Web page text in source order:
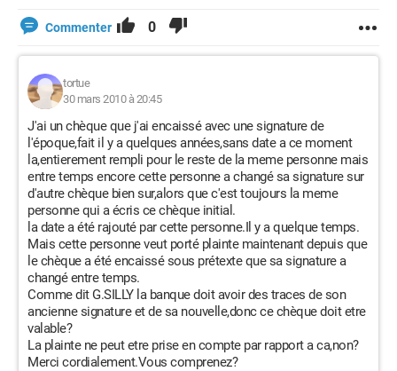
Commenter 0
tortue
30 mars 2010 à 20:45
J'ai un chèque que j'ai encaissé avec une signature de
l'époque,fait il y a quelques années,sans date a ce moment
la,entierement rempli pour le reste de la meme personne mais
entre temps encore cette personne a changé sa signature sur
d'autre chèque bien sur,alors que c'est toujours la meme
personne qui a écris ce chèque initial.
la date a été rajouté par cette personne.Il y a quelque temps.
Mais cette personne veut porté plainte maintenant depuis que
le chèque a été encaissé sous prétexte que sa signature a
changé entre temps.
Comme dit G.SILLY la banque doit avoir des traces de son
ancienne signature et de sa nouvelle,donc ce chèque doit etre
valable?
La plainte ne peut etre prise en compte par rapport a ca,non?
Merci cordialement.Vous comprenez?